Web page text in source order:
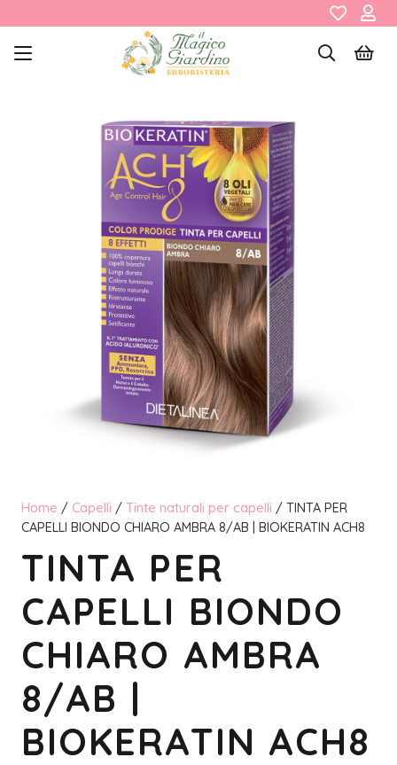
Home / Capelli / Tinte naturali per capelli / TINTA PER
CAPELLI BIONDO CHIARO AMBRA 8/AB | BIOKERATIN ACH8
TINTA PER
CAPELLI BIONDO
CHIARO AMBRA
8/AB |
BIOKERATIN ACH8